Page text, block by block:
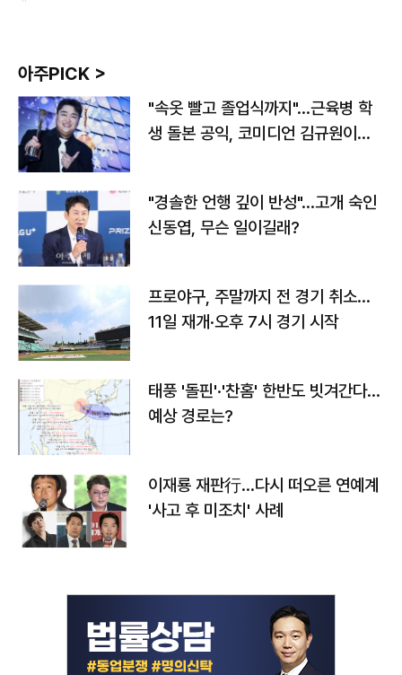
아주PICK >
"속옷 빨고 졸업식까지"…근육병 학
생 돌본 공익, 코미디언 김규원이었
"경솔한 언행 깊이 반성"…고개 숙인
신동엽, 무슨 일이길래?
프로야구, 주말까지 전 경기 취소…
11일 재개·오후 7시 경기 시작
태풍 '돌핀'·'찬홈' 한반도 빗겨간다…
예상 경로는?
이재룡 재판行…다시 떠오른 연예계
'사고 후 미조치' 사례